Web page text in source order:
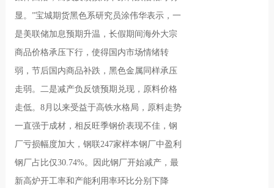
显。”宝城期货黑色系研究员涂伟华表示，一
是美联储加息预期升温，长假期间海外大宗
商品价格承压下行，使得国内市场情绪转
弱，节后国内商品补跌，黑色金属同样承压
走弱。二是减产负反馈预期兑现，原料价格
走低。8月以来受益于高铁水格局，原料走势
一直强于成材，相反旺季钢价表现不佳，钢
厂亏损幅度加大，钢联247家样本钢厂中盈利
钢厂占比仅30.74%。因此钢厂开始减产，最
新高炉开工率和产能利用率环比分别下降